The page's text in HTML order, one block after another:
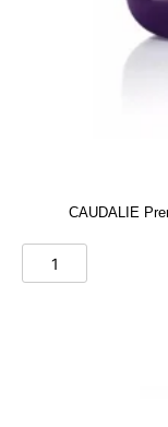
CAUDALIE